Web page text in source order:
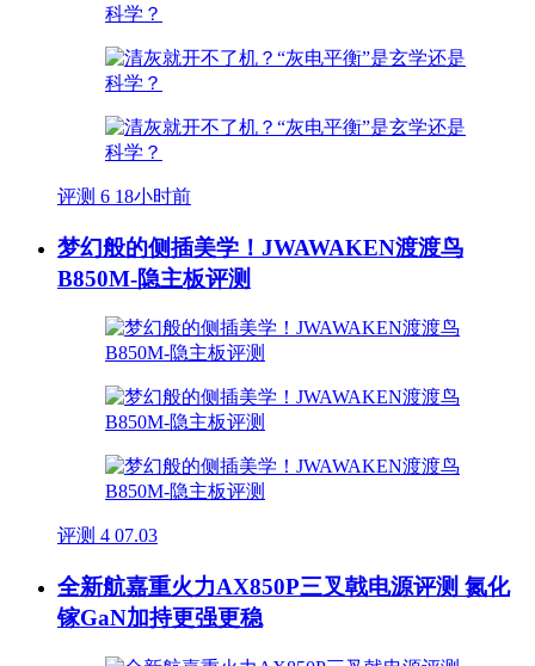
评测 6 18小时前
梦幻般的侧插美学！JWAWAKEN渡渡鸟
B850M-隐主板评测
评测 4 07.03
全新航嘉重火力AX850P三叉戟电源评测 氮化
镓GaN加持更强更稳